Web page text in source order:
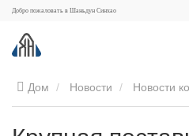
Добро пожаловать в Шаньдун Синхао
Дом Новости Новости